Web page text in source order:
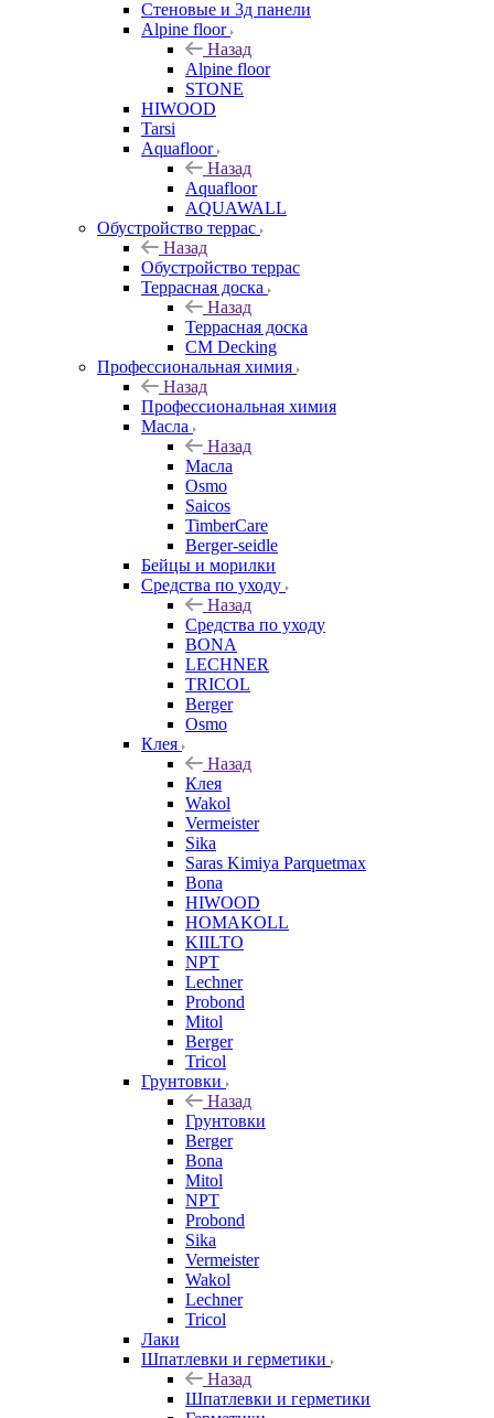
Стеновые и 3д панели
Alpine floor
Назад
Alpine floor
STONE
HIWOOD
Tarsi
Aquafloor
Назад
Aquafloor
AQUAWALL
Обустройство террас
Назад
Обустройство террас
Террасная доска
Назад
Террасная доска
CM Decking
Профессиональная химия
Назад
Профессиональная химия
Масла
Назад
Масла
Osmo
Saicos
TimberCare
Berger-seidle
Бейцы и морилки
Средства по уходу
Назад
Средства по уходу
BONA
LECHNER
TRICOL
Berger
Osmo
Клея
Назад
Клея
Wakol
Vermeister
Sika
Saras Kimiya Parquetmax
Bona
HIWOOD
HOMAKOLL
KIILTO
NPT
Lechner
Probond
Mitol
Berger
Tricol
Грунтовки
Назад
Грунтовки
Berger
Bona
Mitol
NPT
Probond
Sika
Vermeister
Wakol
Lechner
Tricol
Лаки
Шпатлевки и герметики
Назад
Шпатлевки и герметики